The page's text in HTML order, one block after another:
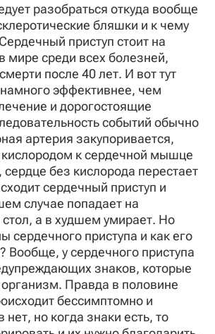
разобраться откуда вообще
бляшки и к чему
приступ стоит на
мире среди всех болезней,
после 40 лет. И вот тут
эффективнее, чем
и дорогостоящие
событий обычно
артерия закупоривается,
кислородом к сердечной мышце
без кислорода перестает
сердечный приступ и
случае попадает на
а в худшем умирает. Но
сердечного приступа и как его
Вообще, у сердечного приступа
знаков, которые
Правда в половине
бессимптомно и
нет, но когда знаки есть, то